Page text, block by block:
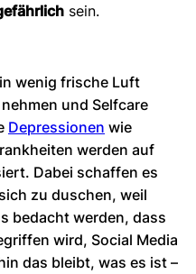
sein.
wenig frische Luft
und Selfcare
Depressionen wie
werden auf
Dabei schaffen es
zu duschen, weil
bedacht werden, dass
wird, Social Media
das bleibt, was es ist –